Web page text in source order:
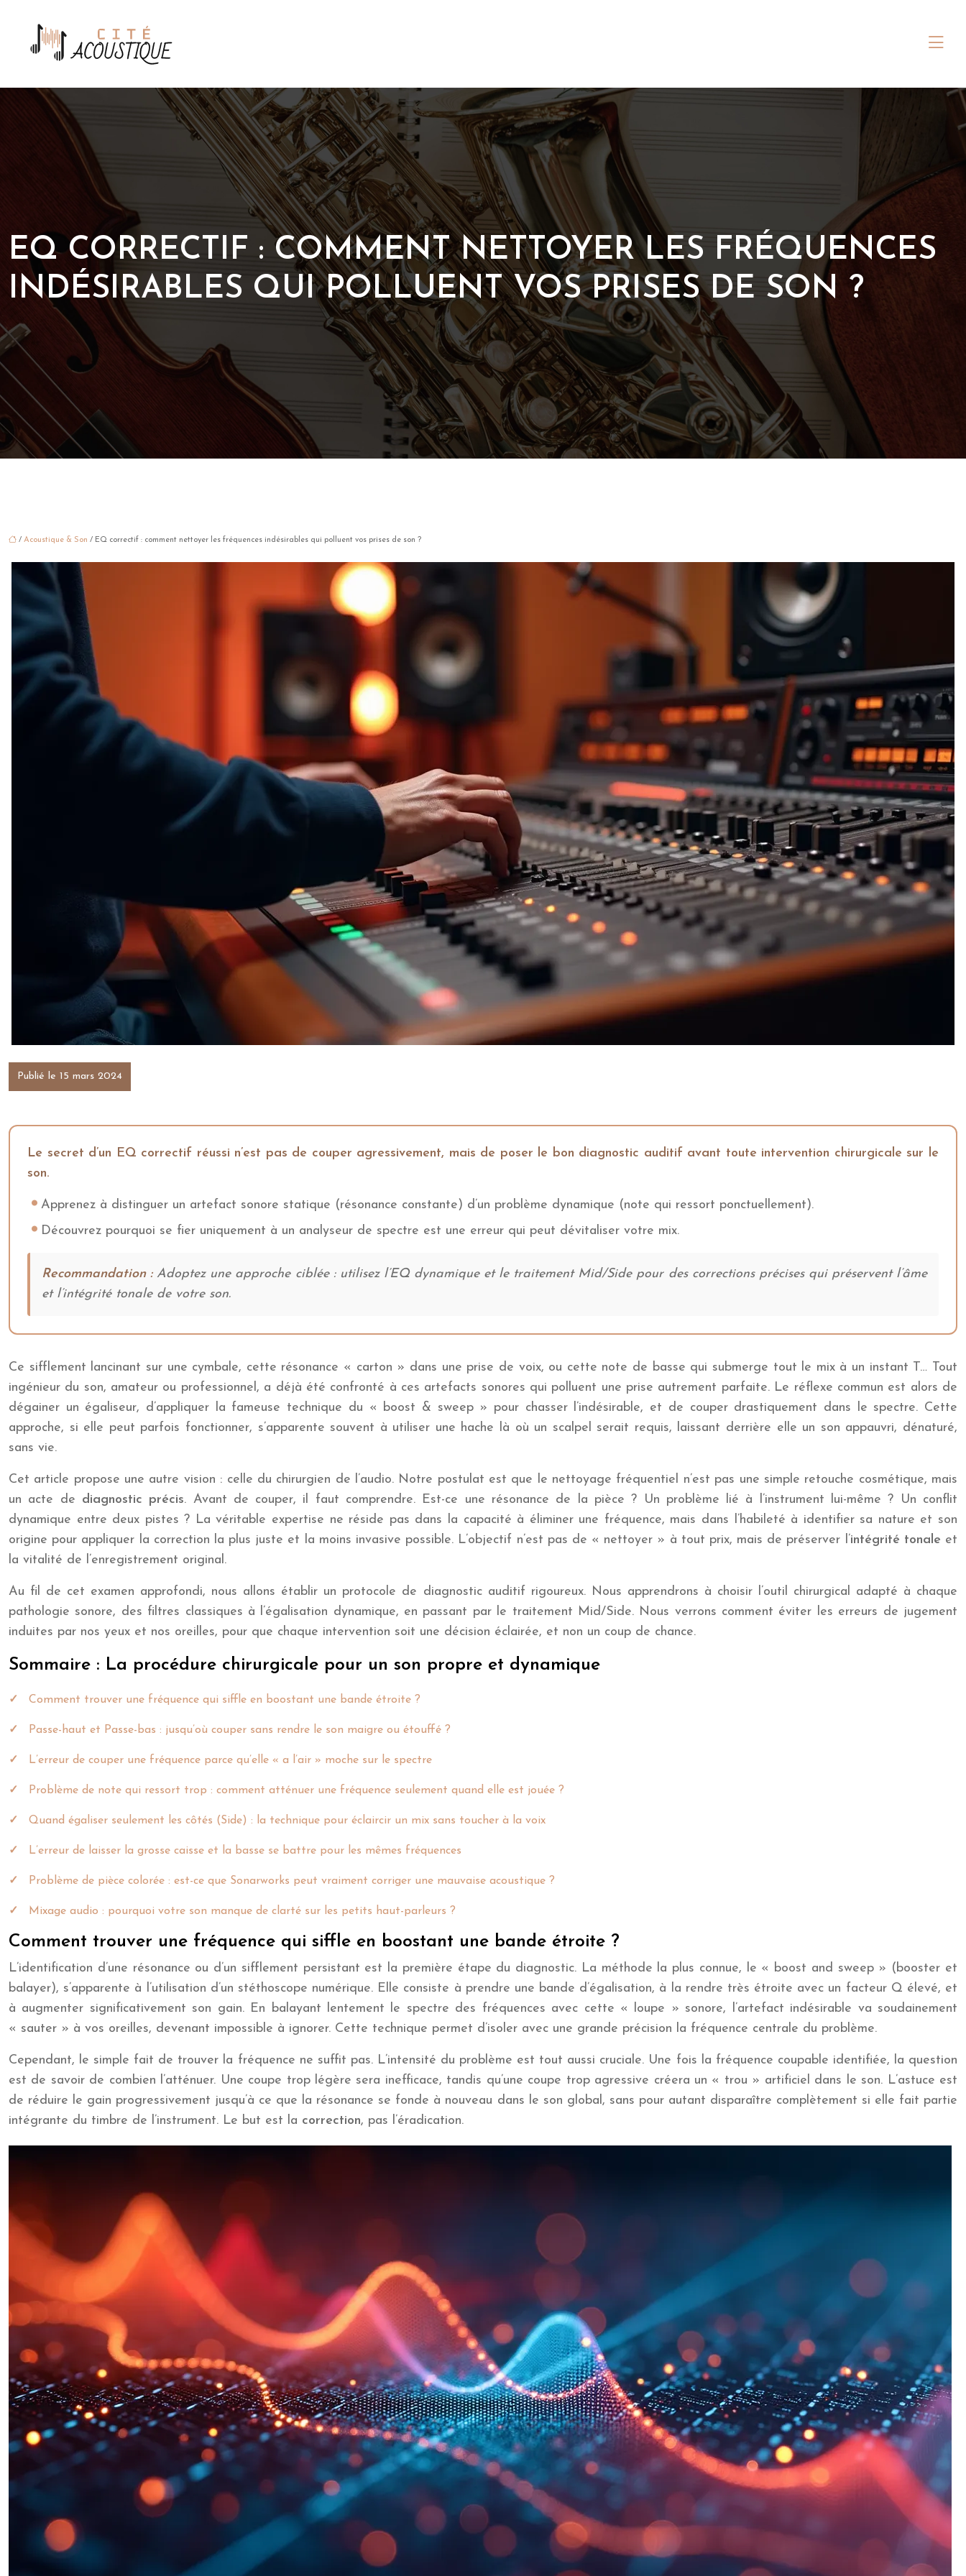
EQ CORRECTIF : COMMENT NETTOYER LES FRÉQUENCES
INDÉSIRABLES QUI POLLUENT VOS PRISES DE SON ?
/ Acoustique & Son / EQ correctif : comment nettoyer les fréquences indésirables qui polluent vos prises de son ?
Publié le 15 mars 2024
Le secret d’un EQ correctif réussi n’est pas de couper agressivement, mais de poser le bon diagnostic auditif avant toute intervention chirurgicale sur le
son.
Apprenez à distinguer un artefact sonore statique (résonance constante) d’un problème dynamique (note qui ressort ponctuellement).
Découvrez pourquoi se fier uniquement à un analyseur de spectre est une erreur qui peut dévitaliser votre mix.
Recommandation :Adoptez une approche ciblée : utilisez l’EQ dynamique et le traitement Mid/Side pour des corrections précises qui préservent l’âme
et l’intégrité tonale de votre son.
Ce sifflement lancinant sur une cymbale, cette résonance « carton » dans une prise de voix, ou cette note de basse qui submerge tout le mix à un instant T… Tout
ingénieur du son, amateur ou professionnel, a déjà été confronté à ces artefacts sonores qui polluent une prise autrement parfaite. Le réflexe commun est alors de
dégainer un égaliseur, d’appliquer la fameuse technique du « boost & sweep » pour chasser l’indésirable, et de couper drastiquement dans le spectre. Cette
approche, si elle peut parfois fonctionner, s’apparente souvent à utiliser une hache là où un scalpel serait requis, laissant derrière elle un son appauvri, dénaturé,
sans vie.
Cet article propose une autre vision : celle du chirurgien de l’audio. Notre postulat est que le nettoyage fréquentiel n’est pas une simple retouche cosmétique, mais
un acte de diagnostic précis. Avant de couper, il faut comprendre. Est-ce une résonance de la pièce ? Un problème lié à l’instrument lui-même ? Un conflit
dynamique entre deux pistes ? La véritable expertise ne réside pas dans la capacité à éliminer une fréquence, mais dans l’habileté à identifier sa nature et son
origine pour appliquer la correction la plus juste et la moins invasive possible. L’objectif n’est pas de « nettoyer » à tout prix, mais de préserver l’intégrité tonale et
la vitalité de l’enregistrement original.
Au fil de cet examen approfondi, nous allons établir un protocole de diagnostic auditif rigoureux. Nous apprendrons à choisir l’outil chirurgical adapté à chaque
pathologie sonore, des filtres classiques à l’égalisation dynamique, en passant par le traitement Mid/Side. Nous verrons comment éviter les erreurs de jugement
induites par nos yeux et nos oreilles, pour que chaque intervention soit une décision éclairée, et non un coup de chance.
Sommaire : La procédure chirurgicale pour un son propre et dynamique
Comment trouver une fréquence qui siffle en boostant une bande étroite ?
Passe-haut et Passe-bas : jusqu’où couper sans rendre le son maigre ou étouffé ?
L’erreur de couper une fréquence parce qu’elle « a l’air » moche sur le spectre
Problème de note qui ressort trop : comment atténuer une fréquence seulement quand elle est jouée ?
Quand égaliser seulement les côtés (Side) : la technique pour éclaircir un mix sans toucher à la voix
L’erreur de laisser la grosse caisse et la basse se battre pour les mêmes fréquences
Problème de pièce colorée : est-ce que Sonarworks peut vraiment corriger une mauvaise acoustique ?
Mixage audio : pourquoi votre son manque de clarté sur les petits haut-parleurs ?
Comment trouver une fréquence qui siffle en boostant une bande étroite ?
L’identification d’une résonance ou d’un sifflement persistant est la première étape du diagnostic. La méthode la plus connue, le « boost and sweep » (booster et
balayer), s’apparente à l’utilisation d’un stéthoscope numérique. Elle consiste à prendre une bande d’égalisation, à la rendre très étroite avec un facteur Q élevé, et
à augmenter significativement son gain. En balayant lentement le spectre des fréquences avec cette « loupe » sonore, l’artefact indésirable va soudainement
« sauter » à vos oreilles, devenant impossible à ignorer. Cette technique permet d’isoler avec une grande précision la fréquence centrale du problème.
Cependant, le simple fait de trouver la fréquence ne suffit pas. L’intensité du problème est tout aussi cruciale. Une fois la fréquence coupable identifiée, la question
est de savoir de combien l’atténuer. Une coupe trop légère sera inefficace, tandis qu’une coupe trop agressive créera un « trou » artificiel dans le son. L’astuce est
de réduire le gain progressivement jusqu’à ce que la résonance se fonde à nouveau dans le son global, sans pour autant disparaître complètement si elle fait partie
intégrante du timbre de l’instrument. Le but est la correction, pas l’éradication.